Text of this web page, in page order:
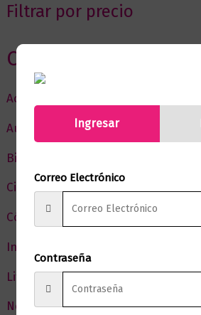
Filtrar por precio
Categorias
Actualidad
Autor del Mes
Bienestar
Ciencia y Conocimiento
Cómic y Fantasía
Infantil y Juvenil
Literatura
Negocios
Ingresar
Correo Electrónico
Contraseña